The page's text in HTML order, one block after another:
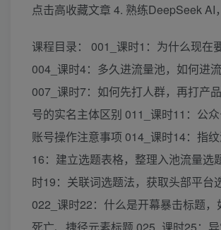
点击高收藏文章 4. 熟练DeepSeek
课程目录： 001_课时1：为什么现在
004_课时4：多久进流量池，如何进
007_课时7：如何先打人群，再打产
号的实名主体区别 011_课时11：公
账号操作注意事项 014_课时14：指
16：建立选题表格，整理入池流量
时19：关联词选题法，获取头部平
022_课时22：什么是开幕暴击标题
死亡、捷径元素标题 025_课时25：